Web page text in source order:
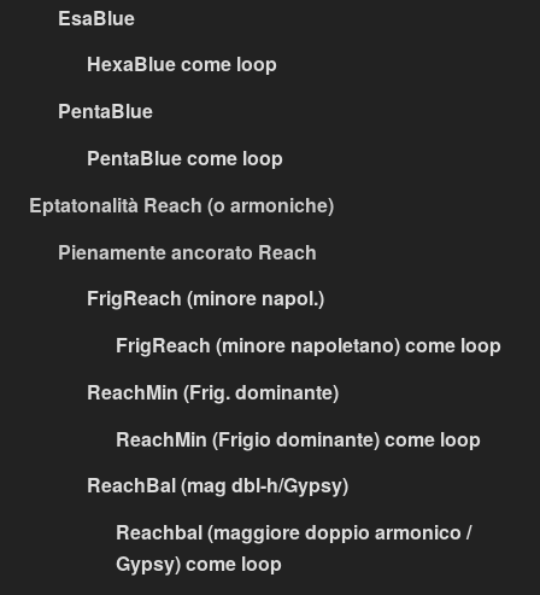
EsaBlue
HexaBlue come loop
PentaBlue
PentaBlue come loop
Eptatonalità Reach (o armoniche)
Pienamente ancorato Reach
FrigReach (minore napol.)
FrigReach (minore napoletano) come loop
ReachMin (Frig. dominante)
ReachMin (Frigio dominante) come loop
ReachBal (mag dbl-h/Gypsy)
Reachbal (maggiore doppio armonico /
Gypsy) come loop